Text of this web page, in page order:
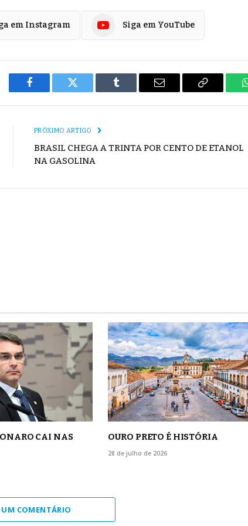
em Instagram Siga em YouTube
Facebook Twitter Tumblr
E-
Copiar
PRÓXIMO ARTIGO
BRASIL CHEGA A TRINTA POR CENTO DE ETANOL
NA GASOLINA
CAI NAS
OURO PRETO É HISTÓRIA
28 de julho de 2026
COMENTÁRIO